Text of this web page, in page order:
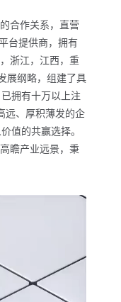
合作关系，直营
台提供商，拥有
浙江，江西，重
展纲略，组建了具
拥有十万以上注
远、厚积薄发的企
值的共赢选择。
瞻产业远景，秉